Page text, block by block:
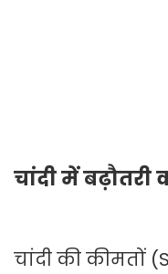
चांदी में बढ़ौतरी
चांदी की कीमतों